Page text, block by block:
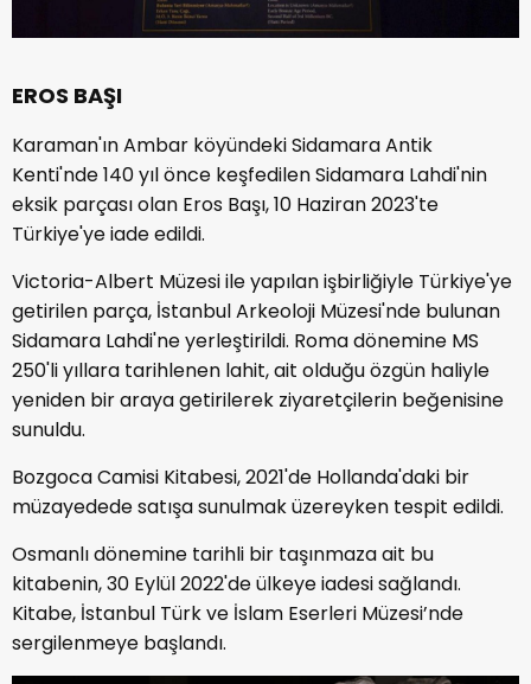
EROS BAŞI
Karaman'ın Ambar köyündeki Sidamara Antik
Kenti'nde 140 yıl önce keşfedilen Sidamara Lahdi'nin
eksik parçası olan Eros Başı, 10 Haziran 2023'te
Türkiye'ye iade edildi.
Victoria-Albert Müzesi ile yapılan işbirliğiyle Türkiye'ye
getirilen parça, İstanbul Arkeoloji Müzesi'nde bulunan
Sidamara Lahdi'ne yerleştirildi. Roma dönemine MS
250'li yıllara tarihlenen lahit, ait olduğu özgün haliyle
yeniden bir araya getirilerek ziyaretçilerin beğenisine
sunuldu.
Bozgoca Camisi Kitabesi, 2021'de Hollanda'daki bir
müzayedede satışa sunulmak üzereyken tespit edildi.
Osmanlı dönemine tarihli bir taşınmaza ait bu
kitabenin, 30 Eylül 2022'de ülkeye iadesi sağlandı.
Kitabe, İstanbul Türk ve İslam Eserleri Müzesi’nde
sergilenmeye başlandı.